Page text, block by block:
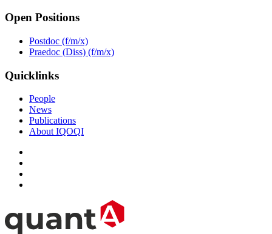
Open Positions
Postdoc (f/m/x)
Praedoc (Diss) (f/m/x)
Quicklinks
People
News
Publications
About IQOQI